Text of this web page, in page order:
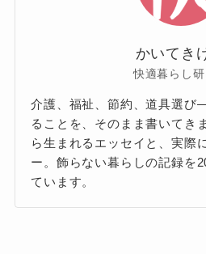
かいてき
快適暮らし研
介護、福祉、節約、道具選
ることを、そのまま書いてき
ら生まれるエッセイと、実際
ー。飾らない暮らしの記録を
ています。